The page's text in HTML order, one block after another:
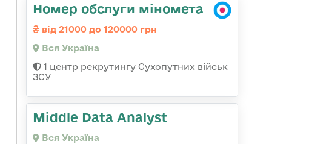
Номер обслуги міномета
від 21000 до 120000 грн
Вся Україна
1 центр рекрутингу Сухопутних військ
ЗСУ
Middle Data Analyst
Вся Україна